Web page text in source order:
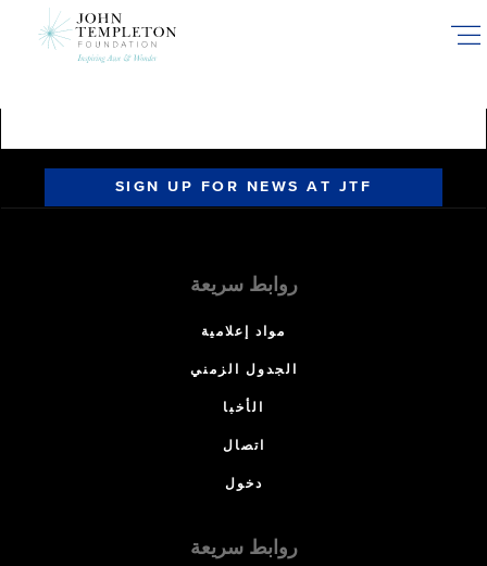
SIGN UP FOR NEWS AT JTF
روابط سريعة
مواد إعلامية
الجدول الزمني
الأخبا
اتصال
دخول
روابط سريعة